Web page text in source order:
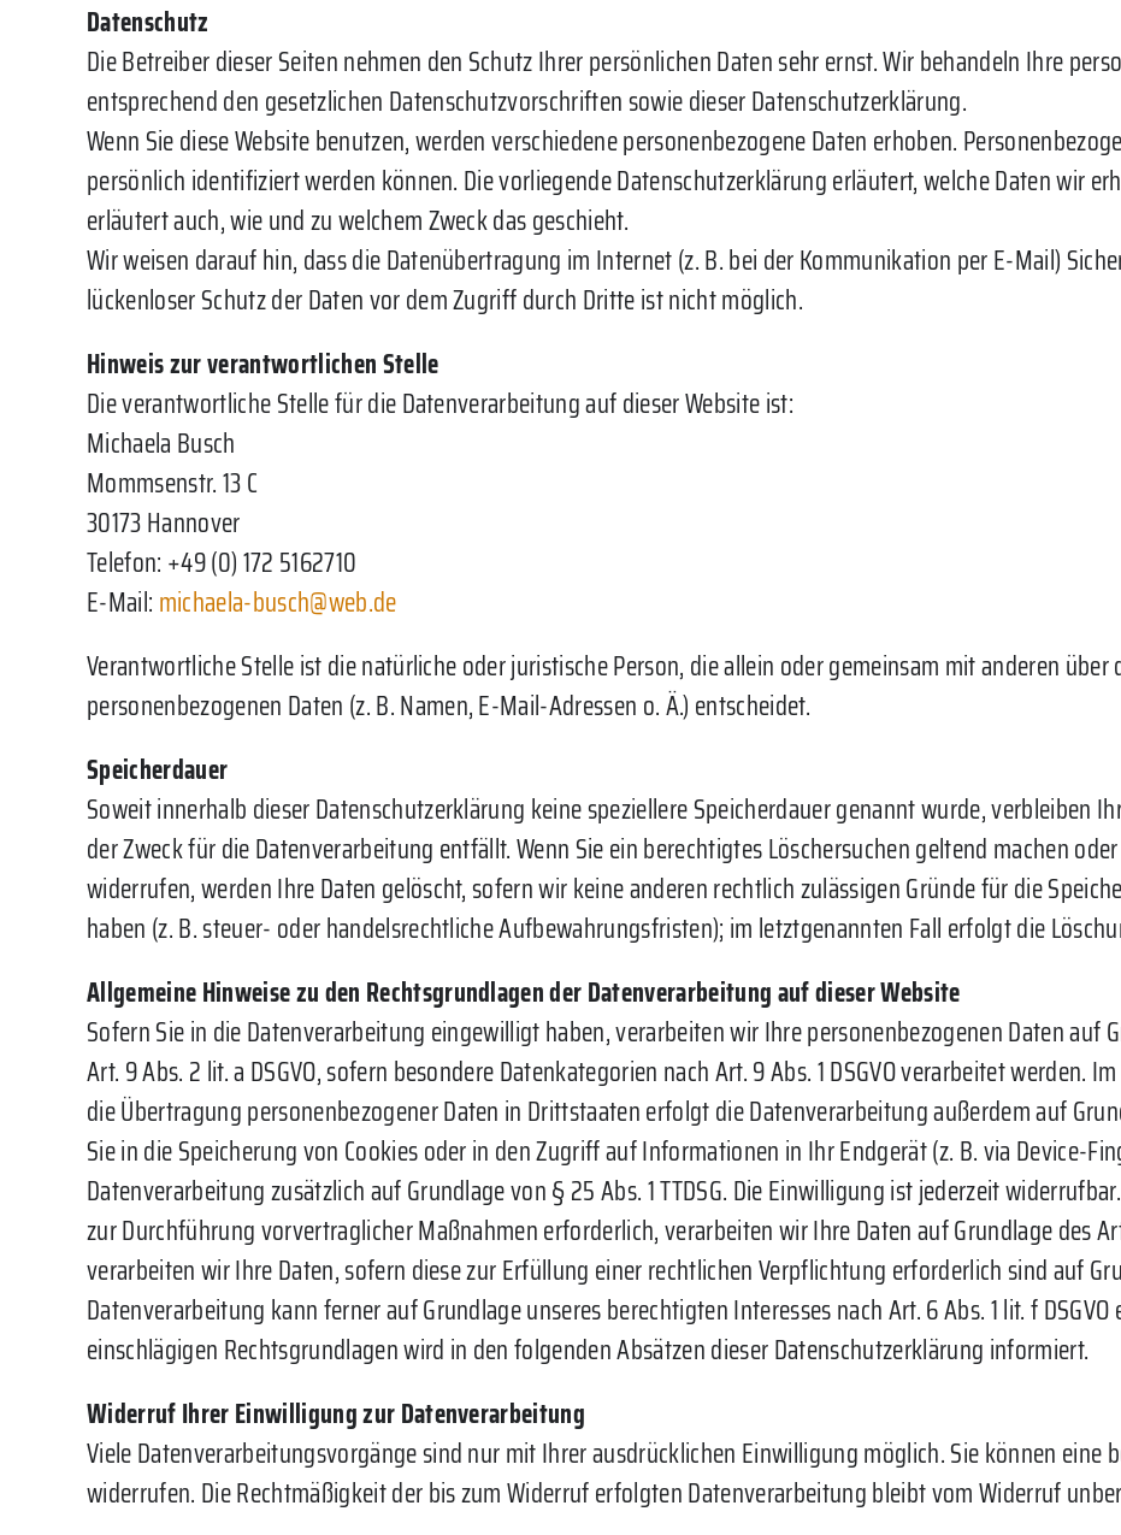
Datenschutz
Die Betreiber dieser Seiten nehmen den Schutz Ihrer persönlichen Daten sehr ernst. Wir behandeln Ihre
entsprechend den gesetzlichen Datenschutzvorschriften sowie dieser Datenschutzerklärung.
Wenn Sie diese Website benutzen, werden verschiedene personenbezogene Daten erhoben.
persönlich identifiziert werden können. Die vorliegende Datenschutzerklärung erläutert, welche Daten wir
erläutert auch, wie und zu welchem Zweck das geschieht.
Wir weisen darauf hin, dass die Datenübertragung im Internet (z. B. bei der Kommunikation per E-Mail)
lückenloser Schutz der Daten vor dem Zugriff durch Dritte ist nicht möglich.
Hinweis zur verantwortlichen Stelle
Die verantwortliche Stelle für die Datenverarbeitung auf dieser Website ist:
Michaela Busch
Mommsenstr. 13 C
30173 Hannover
Telefon: +49 (0) 172 5162710
E-Mail: michaela-busch@web.de
Verantwortliche Stelle ist die natürliche oder juristische Person, die allein oder gemeinsam mit anderen
personenbezogenen Daten (z. B. Namen, E-Mail-Adressen o. Ä.) entscheidet.
Speicherdauer
Soweit innerhalb dieser Datenschutzerklärung keine speziellere Speicherdauer genannt wurde, verbleiben
der Zweck für die Datenverarbeitung entfällt. Wenn Sie ein berechtigtes Löschersuchen geltend machen
widerrufen, werden Ihre Daten gelöscht, sofern wir keine anderen rechtlich zulässigen Gründe für die
haben (z. B. steuer- oder handelsrechtliche Aufbewahrungsfristen); im letztgenannten Fall erfolgt die
Allgemeine Hinweise zu den Rechtsgrundlagen der Datenverarbeitung auf dieser Website
Sofern Sie in die Datenverarbeitung eingewilligt haben, verarbeiten wir Ihre personenbezogenen Daten auf
Art. 9 Abs. 2 lit. a DSGVO, sofern besondere Datenkategorien nach Art. 9 Abs. 1 DSGVO verarbeitet werden.
die Übertragung personenbezogener Daten in Drittstaaten erfolgt die Datenverarbeitung außerdem auf
Sie in die Speicherung von Cookies oder in den Zugriff auf Informationen in Ihr Endgerät (z. B. via Device-
Datenverarbeitung zusätzlich auf Grundlage von § 25 Abs. 1 TTDSG. Die Einwilligung ist jederzeit
zur Durchführung vorvertraglicher Maßnahmen erforderlich, verarbeiten wir Ihre Daten auf Grundlage des
verarbeiten wir Ihre Daten, sofern diese zur Erfüllung einer rechtlichen Verpflichtung erforderlich sind auf
Datenverarbeitung kann ferner auf Grundlage unseres berechtigten Interesses nach Art. 6 Abs. 1 lit. f
einschlägigen Rechtsgrundlagen wird in den folgenden Absätzen dieser Datenschutzerklärung informiert.
Widerruf Ihrer Einwilligung zur Datenverarbeitung
Viele Datenverarbeitungsvorgänge sind nur mit Ihrer ausdrücklichen Einwilligung möglich. Sie können eine
widerrufen. Die Rechtmäßigkeit der bis zum Widerruf erfolgten Datenverarbeitung bleibt vom Widerruf